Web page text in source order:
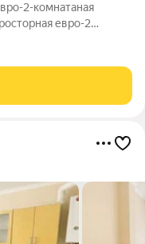
2-комнатаная
евро-2
5 этаже 8ми-этажного